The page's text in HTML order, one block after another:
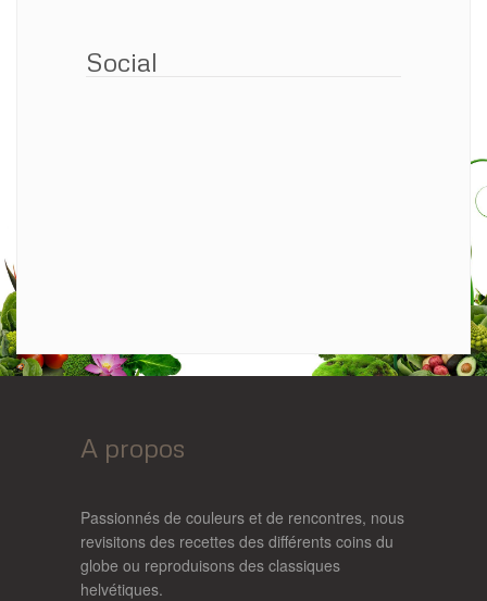
Social
A propos
Passionnés de couleurs et de rencontres, nous
revisitons des recettes des différents coins du
globe ou reproduisons des classiques
helvétiques.